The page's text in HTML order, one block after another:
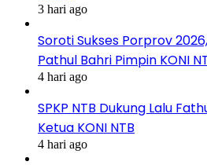
3 hari ago
Soroti Sukses Porprov
Pathul Bahri Pimpin KONI
4 hari ago
SPKP NTB Dukung Lalu
Ketua KONI NTB
4 hari ago